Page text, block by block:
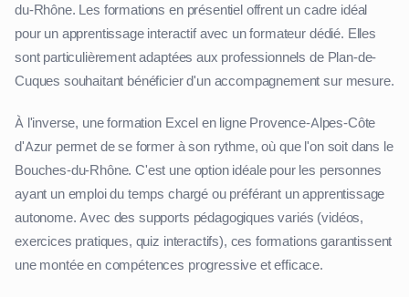
du-Rhône. Les formations en présentiel offrent un cadre idéal
pour un apprentissage interactif avec un formateur dédié. Elles
sont particulièrement adaptées aux professionnels de Plan-de-
Cuques souhaitant bénéficier d'un accompagnement sur mesure.
À l'inverse, une formation Excel en ligne Provence-Alpes-Côte
d'Azur permet de se former à son rythme, où que l'on soit dans le
Bouches-du-Rhône. C'est une option idéale pour les personnes
ayant un emploi du temps chargé ou préférant un apprentissage
autonome. Avec des supports pédagogiques variés (vidéos,
exercices pratiques, quiz interactifs), ces formations garantissent
une montée en compétences progressive et efficace.